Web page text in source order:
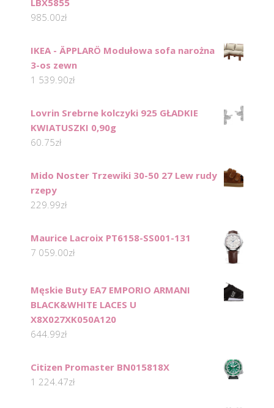
LBX5855
985.00zł
IKEA - ÄPPLARÖ Modułowa sofa narożna
3-os zewn
1 539.90zł
Lovrin Srebrne kolczyki 925 GŁADKIE
KWIATUSZKI 0,90g
60.75zł
Mido Noster Trzewiki 30-50 27 Lew rudy
rzepy
229.99zł
Maurice Lacroix PT6158-SS001-131
7 059.00zł
Męskie Buty EA7 EMPORIO ARMANI
BLACK&WHITE LACES U
X8X027XK050A120
644.99zł
Citizen Promaster BN015818X
1 224.47zł